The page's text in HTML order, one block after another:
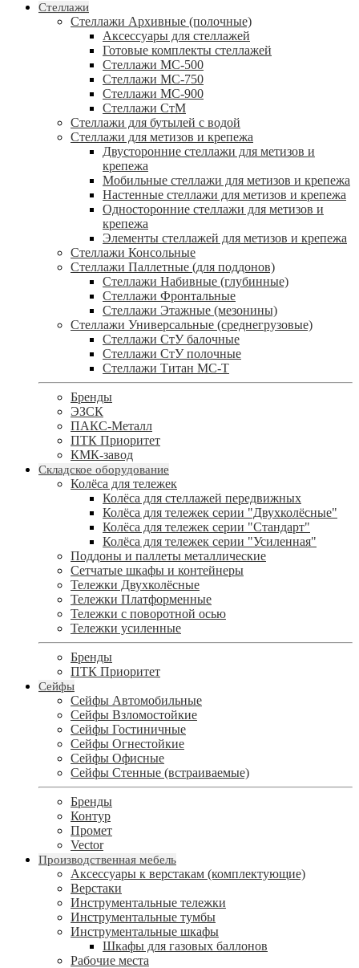
Стеллажи
Стеллажи Архивные (полочные)
Аксессуары для стеллажей
Готовые комплекты стеллажей
Стеллажи МС-500
Стеллажи МС-750
Стеллажи МС-900
Стеллажи СтМ
Стеллажи для бутылей с водой
Стеллажи для метизов и крепежа
Двусторонние стеллажи для метизов и
крепежа
Мобильные стеллажи для метизов и крепежа
Настенные стеллажи для метизов и крепежа
Односторонние стеллажи для метизов и
крепежа
Элементы стеллажей для метизов и крепежа
Стеллажи Консольные
Стеллажи Паллетные (для поддонов)
Стеллажи Набивные (глубинные)
Стеллажи Фронтальные
Стеллажи Этажные (мезонины)
Стеллажи Универсальные (среднегрузовые)
Стеллажи СтУ балочные
Стеллажи СтУ полочные
Стеллажи Титан МС-Т
Бренды
ЭЗСК
ПАКС-Металл
ПТК Приоритет
КМК-завод
Складское оборудование
Колёса для тележек
Колёса для стеллажей передвижных
Колёса для тележек серии "Двухколёсные"
Колёса для тележек серии "Стандарт"
Колёса для тележек серии "Усиленная"
Поддоны и паллеты металлические
Сетчатые шкафы и контейнеры
Тележки Двухколёсные
Тележки Платформенные
Тележки с поворотной осью
Тележки усиленные
Бренды
ПТК Приоритет
Сейфы
Сейфы Автомобильные
Сейфы Взломостойкие
Сейфы Гостиничные
Сейфы Огнестойкие
Сейфы Офисные
Сейфы Стенные (встраиваемые)
Бренды
Контур
Промет
Vector
Производственная мебель
Аксессуары к верстакам (комплектующие)
Верстаки
Инструментальные тележки
Инструментальные тумбы
Инструментальные шкафы
Шкафы для газовых баллонов
Рабочие места